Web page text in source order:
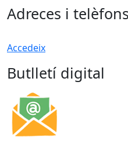
Adreces i telèfons
Accedeix
Butlletí digital